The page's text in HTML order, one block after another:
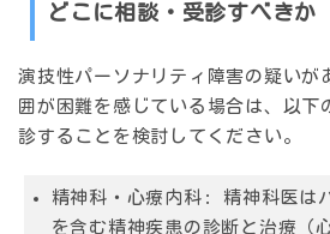
どこに相談・受診すべきか
演技性パーソナリティ障害の疑いが
囲が困難を感じている場合は、以下
診することを検討してください。
精神科・心療内科 : 精神科医は
を含む精神疾患の診断と治療（